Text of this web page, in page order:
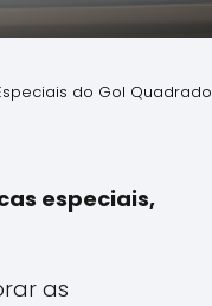
do Gol Quadrado
especiais,
as